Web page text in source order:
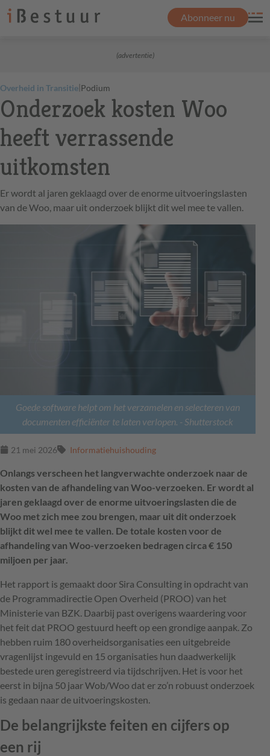
Abonneer nu
(advertentie)
Overheid in Transitie|Podium
Onderzoek kosten Woo
heeft verrassende
uitkomsten
Er wordt al jaren geklaagd over de enorme uitvoeringslasten
van de Woo, maar uit onderzoek blijkt dit wel mee te vallen.
Goede software helpt om het verzamelen en selecteren van
documenten efficiënter te laten verlopen. - Shutterstock
21 mei 2026 Informatiehuishouding
Onlangs verscheen het langverwachte onderzoek naar de
kosten van de afhandeling van Woo-verzoeken. Er wordt al
jaren geklaagd over de enorme uitvoeringslasten die de
Woo met zich mee zou brengen, maar uit dit onderzoek
blijkt dit wel mee te vallen. De totale kosten voor de
afhandeling van Woo-verzoeken bedragen circa € 150
miljoen per jaar.
Het rapport is gemaakt door Sira Consulting in opdracht van
de Programmadirectie Open Overheid (PROO) van het
Ministerie van BZK. Daarbij past overigens waardering voor
het feit dat PROO gestuurd heeft op een grondige aanpak. Zo
hebben ruim 180 overheidsorganisaties een uitgebreide
vragenlijst ingevuld en 15 organisaties hun daadwerkelijk
bestede uren geregistreerd via tijdschrijven. Het is voor het
eerst in bijna 50 jaar Wob/Woo dat er zo’n robuust onderzoek
is gedaan naar de uitvoeringskosten.
De belangrijkste feiten en cijfers op
een rij